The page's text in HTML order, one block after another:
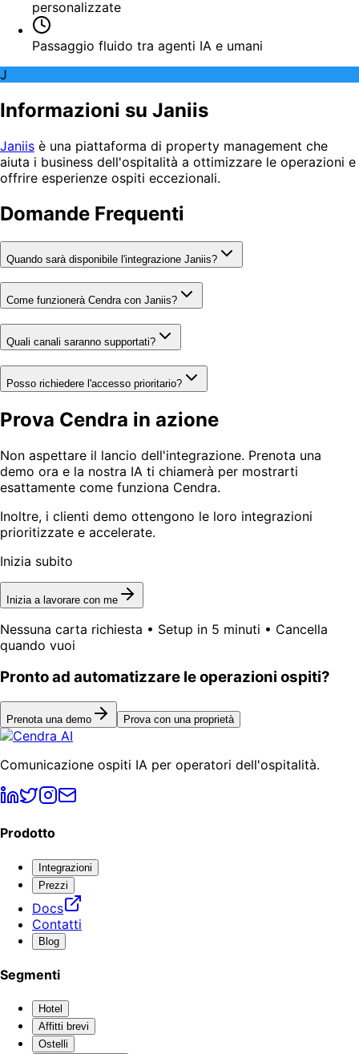
personalizzate
Passaggio fluido tra agenti IA e umani
J
Informazioni su Janiis
Janiis è una piattaforma di property management che
aiuta i business dell'ospitalità a ottimizzare le operazioni e
offrire esperienze ospiti eccezionali.
Domande Frequenti
Quando sarà disponibile l'integrazione Janiis?
Come funzionerà Cendra con Janiis?
Quali canali saranno supportati?
Posso richiedere l'accesso prioritario?
Prova Cendra in azione
Non aspettare il lancio dell'integrazione. Prenota una
demo ora e la nostra IA ti chiamerà per mostrarti
esattamente come funziona Cendra.
Inoltre, i clienti demo ottengono le loro integrazioni
prioritizzate e accelerate.
Inizia subito
Inizia a lavorare con me
Nessuna carta richiesta • Setup in 5 minuti • Cancella
quando vuoi
Pronto ad automatizzare le operazioni ospiti?
Prenota una demo Prova con una proprietà
Comunicazione ospiti IA per operatori dell'ospitalità.
Prodotto
Integrazioni
Prezzi
Docs
Contatti
Blog
Segmenti
Hotel
Affitti brevi
Ostelli